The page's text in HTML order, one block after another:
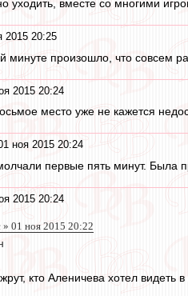
уходить, вместе со многими
2015 20:25
минуте произошло, что совсем
2015 20:24
место уже не кажется
ноя 2015 20:24
первые пять минут. Была
2015 20:24
01 ноя 2015 20:22
кто Аленичева хотел